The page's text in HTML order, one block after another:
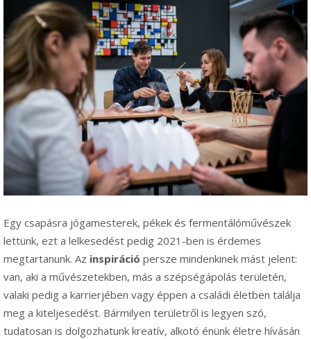
Egy csapásra jógamesterek, pékek és fermentálóművészek
lettünk, ezt a lelkesedést pedig 2021-ben is érdemes
megtartanunk. Az inspiráció persze mindenkinek mást jelent:
van, aki a művészetekben, más a szépségápolás területén,
valaki pedig a karrierjében vagy éppen a családi életben találja
meg a kiteljesedést. Bármilyen területről is legyen szó,
tudatosan is dolgozhatunk kreatív, alkotó énünk életre hívásán